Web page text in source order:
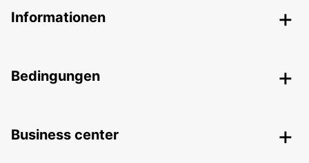
Informationen
Bedingungen
Business center